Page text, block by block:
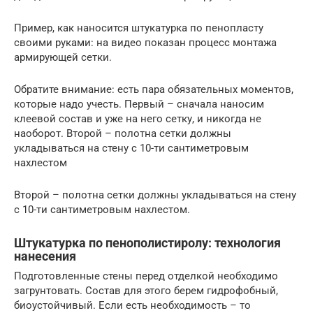
Пример, как наносится штукатурка по пенопласту
своими руками: на видео показан процесс монтажа
армирующей сетки.
Обратите внимание: есть пара обязательных моментов,
которые надо учесть. Первый – сначала наносим
клеевой состав и уже на него сетку, и никогда не
наоборот. Второй – полотна сетки должны
укладываться на стену с 10-ти сантиметровым
нахлестом
Второй – полотна сетки должны укладываться на стену
с 10-ти сантиметровым нахлестом.
Штукатурка по пенополистиролу: технология
нанесения
Подготовленные стены перед отделкой необходимо
загрунтовать. Состав для этого берем гидрофобный,
биоустойчивый. Если есть необходимость – то